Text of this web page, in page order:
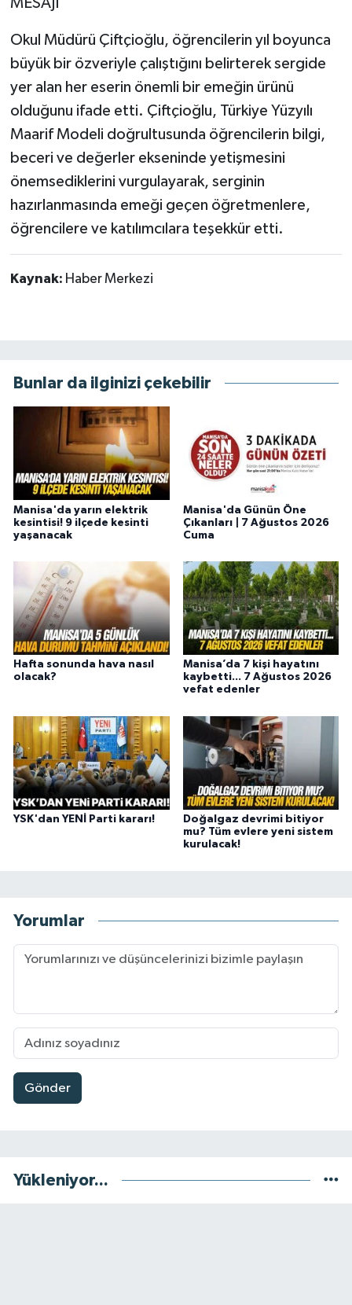
Okul Müdürü Çiftçioğlu, öğrencilerin yıl boyunca
büyük bir özveriyle çalıştığını belirterek sergide
yer alan her eserin önemli bir emeğin ürünü
olduğunu ifade etti. Çiftçioğlu, Türkiye Yüzyılı
Maarif Modeli doğrultusunda öğrencilerin bilgi,
beceri ve değerler ekseninde yetişmesini
önemsediklerini vurgulayarak, serginin
hazırlanmasında emeği geçen öğretmenlere,
öğrencilere ve katılımcılara teşekkür etti.
Kaynak: Haber Merkezi
Bunlar da ilginizi çekebilir
Manisa'da yarın elektrik
kesintisi! 9 ilçede kesinti
yaşanacak
Manisa'da Günün Öne
Çıkanları | 7 Ağustos 2026
Cuma
Hafta sonunda hava nasıl
olacak?
Manisa’da 7 kişi hayatını
kaybetti... 7 Ağustos 2026
vefat edenler
YSK'dan YENİ Parti kararı!
Doğalgaz devrimi bitiyor
mu? Tüm evlere yeni sistem
kurulacak!
Yorumlar
Gönder
Yükleniyor...